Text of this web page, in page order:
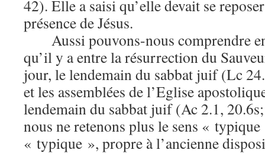
42). Elle a saisi qu’elle devait se
présence de Jésus.
Aussi pouvons-nous comprendre
qu’il y a entre la résurrection du
jour, le lendemain du sabbat juif (Lc
et les assemblées de l’Eglise
lendemain du sabbat juif (Ac 2.1,
nous ne retenons plus le sens «
« typique », propre à l’ancienne